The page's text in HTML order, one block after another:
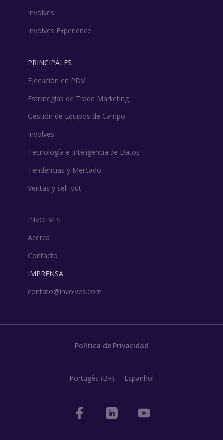
Involves
Involves Experience
PRINCIPALES
Ejecución en PDV
Estrategias de Trade Marketing
Gestión de Equipos de Campo
Involves
Tecnología e Inteligencia de Datos
Tendencias y Mercado
Ventas y sell-out
INVOLVES
Acerca
Contacto
IMPRENSA
contato@involves.com
Política de Privacidad
Portugês (BR) Espanhol